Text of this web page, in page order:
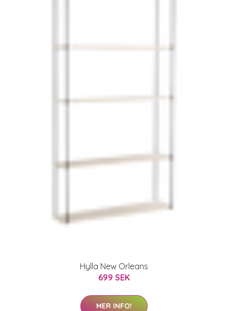
Hylla New Orleans
699 SEK
MER INFO!